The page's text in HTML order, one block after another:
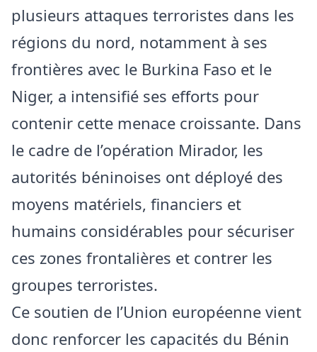
plusieurs attaques terroristes dans les
régions du nord, notamment à ses
frontières avec le Burkina Faso et le
Niger, a intensifié ses efforts pour
contenir cette menace croissante. Dans
le cadre de l’opération Mirador, les
autorités béninoises ont déployé des
moyens matériels, financiers et
humains considérables pour sécuriser
ces zones frontalières et contrer les
groupes terroristes.
Ce soutien de l’Union européenne vient
donc renforcer les capacités du Bénin